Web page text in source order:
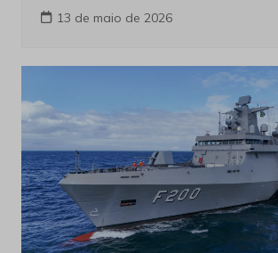
13 de maio de 2026